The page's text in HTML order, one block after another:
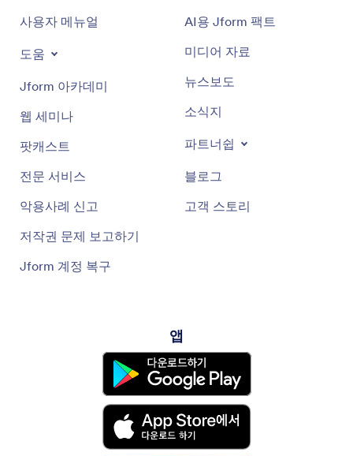
사용자 메뉴얼
도움
Jform 아카데미
웹 세미나
팟캐스트
전문 서비스
악용사례 신고
저작권 문제 보고하기
Jform 계정 복구
AI용 Jform 팩트
미디어 자료
뉴스보도
소식지
파트너쉽
블로그
고객 스토리
앱